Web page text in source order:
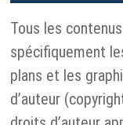
Tous les
spécifiquement
plans et les
d’auteur